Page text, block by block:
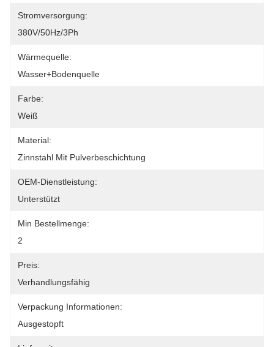
Stromversorgung:
380V/50Hz/3Ph
Wärmequelle:
Wasser+Bodenquelle
Farbe:
Weiß
Material:
Zinnstahl Mit Pulverbeschichtung
OEM-Dienstleistung:
Unterstützt
Min Bestellmenge:
2
Preis:
Verhandlungsfähig
Verpackung Informationen:
Ausgestopft